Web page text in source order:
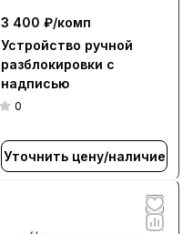
3 400 ₽/комп
Устройство ручной
разблокировки с
надписью
0
Уточнить цену/наличие